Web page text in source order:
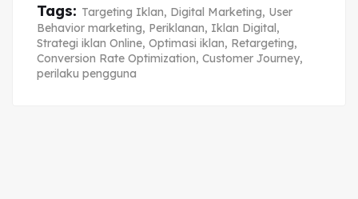
Tags: Targeting Iklan, Digital Marketing, User
Behavior marketing, Periklanan, Iklan Digital,
Strategi iklan Online, Optimasi iklan, Retargeting,
Conversion Rate Optimization, Customer Journey,
perilaku pengguna